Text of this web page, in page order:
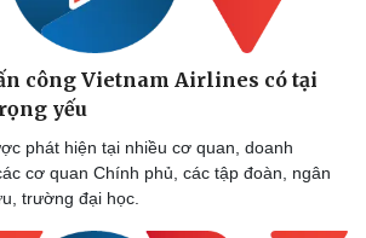
công Vietnam Airlines có tại
yếu
phát hiện tại nhiều cơ quan, doanh
cơ quan Chính phủ, các tập đoàn, ngân
trường đại học.